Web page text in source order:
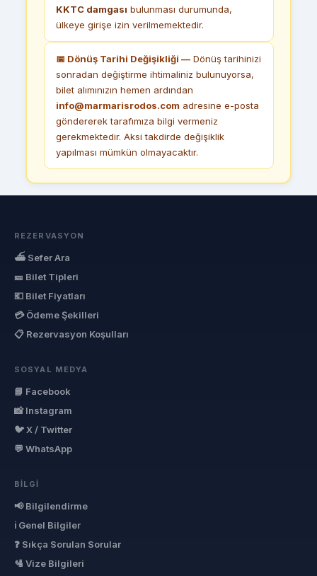
KKTC damgası bulunması durumunda,
ülkeye girişe izin verilmemektedir.
📅 Dönüş Tarihi Değişikliği —Dönüş tarihinizi
sonradan değiştirme ihtimaliniz bulunuyorsa,
bilet alımınızın hemen ardından
info@marmarisrodos.com adresine e-posta
göndererek tarafımıza bilgi vermeniz
gerekmektedir. Aksi takdirde değişiklik
yapılması mümkün olmayacaktır.
REZERVASYON
⛴ Sefer Ara
🎫 Bilet Tipleri
💶 Bilet Fiyatları
💳 Ödeme Şekilleri
📋 Rezervasyon Koşulları
SOSYAL MEDYA
📘 Facebook
📸 Instagram
🐦 X / Twitter
💬 WhatsApp
BILGI
📢 Bilgilendirme
ℹ Genel Bilgiler
❓ Sıkça Sorulan Sorular
🛂 Vize Bilgileri